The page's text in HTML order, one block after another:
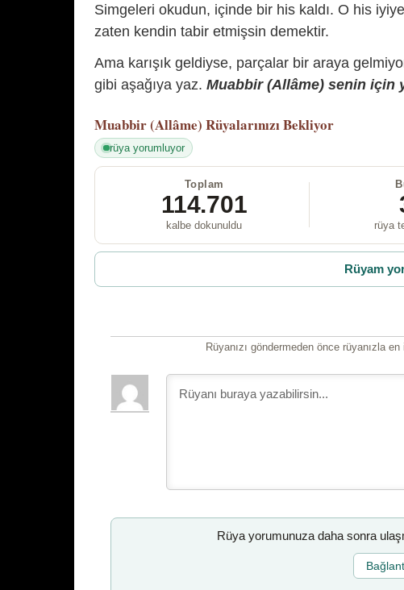
Simgeleri okudun, içinde bir his kaldı. O his
zaten kendin tabir etmişsin demektir.
Ama karışık geldiyse, parçalar bir araya
gibi aşağıya yaz. Muabbir (Allâme) senin için
Muabbir (Allâme) Rüyalarınızı Bekliyor
rüya yorumluyor
Toplam
114.701
kalbe dokunuldu rüya
Rüyam
Rüyanızı göndermeden önce rüyanızla
Rüya yorumunuza daha sonra